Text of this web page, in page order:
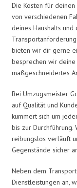
Die Kosten für deinen
von verschiedenen
deines Haushalts
bieten wir dir gerne
besprechen wir
maßgeschneidertes
Bei Umzugsmeister
auf Qualität und
kümmert sich um
bis zur Durchführung.
reibungslos verläuft
Gegenstände sicher
Neben dem
Dienstleistungen an,